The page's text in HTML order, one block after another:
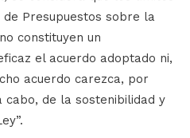
Presupuestos sobre la
constituyen un
el acuerdo adoptado ni,
acuerdo carezca, por
de la sostenibilidad y